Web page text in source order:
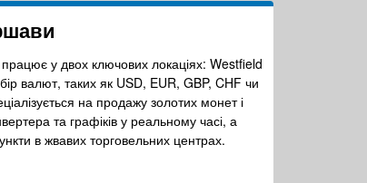
у двох ключових локаціях: Westfield
валют, таких як USD, EUR, GBP, CHF чи
на продажу золотих монет і
та графіків у реальному часі, а
в жвавих торговельних центрах.